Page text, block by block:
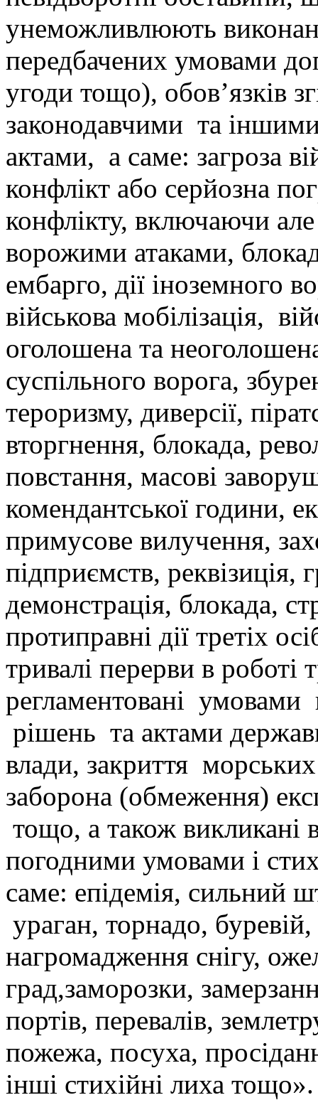
унеможливлюють
передбачених умовами
угоди тощо), обов’язків
законодавчими та
актами, а саме: загроза
конфлікт або серйозна
конфлікту, включаючи
ворожими атаками,
ембарго, дії іноземного
військова мобілізація,
оголошена та
суспільного ворога,
тероризму, диверсії,
вторгнення, блокада,
повстання, масові
комендантської години,
примусове вилучення,
підприємств, реквізиція,
демонстрація, блокада,
протиправні дії третіх
тривалі перерви в роботі
регламентовані умовами
рішень та актами
влади, закриття
заборона (обмеження)
тощо, а також викликані
погодними умовами і
саме: епідемія, сильний
ураган, торнадо,
нагромадження снігу,
град,заморозки,
портів, перевалів,
пожежа, посуха,
інші стихійні лиха тощо».